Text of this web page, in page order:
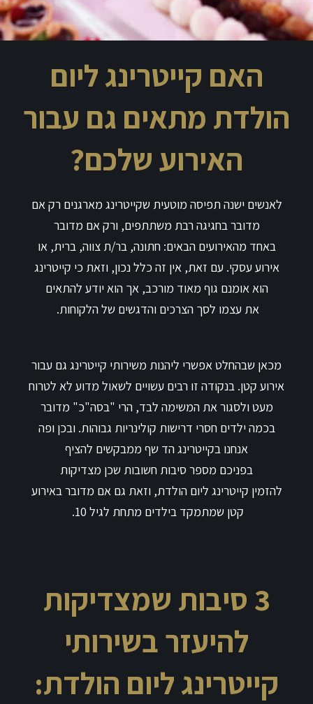
האם קייטרינג ליום
הולדת מתאים גם עבור
האירוע שלכם?
לאנשים ישנה תפיסה מוטעית שקייטרינג מארגנים רק אם
מדובר בחגיגה רבת משתתפים, ורק אם מדובר
באחד מהאירועים הבאים: חתונה, בר/ת צווה, ברית, או
אירוע עסקי. עם זאת, אין זה כלל נכון, וזאת כי קייטרינג
הוא אומנם גוף מאוד מורכב, אך הוא יודע להתאים
את עצמו לסך הצרכים והדגשים של הלקוחות.
מכאן שבהחלט אפשרי ליהנות משירותי קייטרינג גם עבור
אירוע קטן. בנקודה זו רבים עשויים לשאול מדוע לא לטרוח
מעט ולסגור את המשימה לבד, הרי "בסה"כ" מדובר
בכמה ילדים חסרי דרישות קולינריות גבוהות. ובכן ופה
אנחנו בקייטרינג הד שף ממבקשים להציף
בפניכם מספר סיבות חשובות שכן מצדיקות
להזמין קייטרינג ליום הולדת, וזאת גם אם מדובר באירוע
קטן שמתמקד בילדים מתחת לגיל 10.
3 סיבות שמצדיקות
להיעזר בשירותי
קייטרינג ליום הולדת: